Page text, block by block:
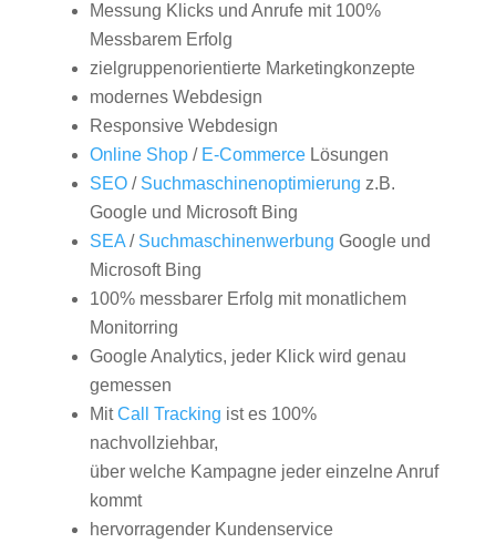
Messung Klicks und Anrufe mit 100%
Messbarem Erfolg
zielgruppenorientierte Marketingkonzepte
modernes Webdesign
Responsive Webdesign
Online Shop/ E-CommerceLösungen
SEO/ Suchmaschinenoptimierung z.B.
Google und Microsoft Bing
SEA/ Suchmaschinenwerbung Google und
Microsoft Bing
100% messbarer Erfolg mit monatlichem
Monitorring
Google Analytics, jeder Klick wird genau
gemessen
MitCall Tracking ist es 100%
nachvollziehbar,
über welche Kampagne jeder einzelne Anruf
kommt
hervorragender Kundenservice